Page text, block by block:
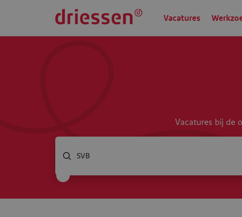
Vacatures
Vacatures bij de